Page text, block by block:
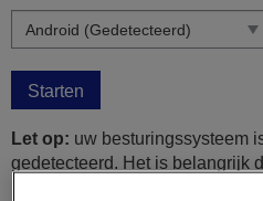
Starten
Let op: uw besturingssysteem
gedetecteerd. Het is belangrijk